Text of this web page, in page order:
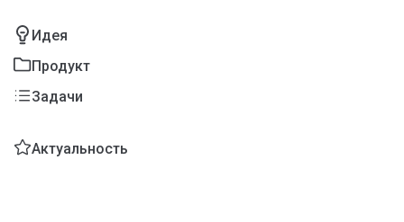
Идея
Продукт
Задачи
Актуальность